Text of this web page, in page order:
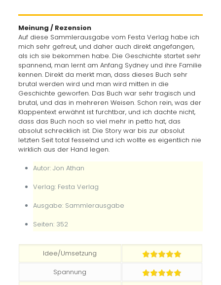
Meinung / Rezension
Auf diese Sammlerausgabe vom Festa Verlag habe ich
mich sehr gefreut, und daher auch direkt angefangen,
als ich sie bekommen habe. Die Geschichte startet sehr
spannend, man lernt am Anfang Sydney und ihre Familie
kennen. Direkt da merkt man, dass dieses Buch sehr
brutal werden wird und man wird mitten in die
Geschichte geworfen. Das Buch war sehr tragisch und
brutal, und das in mehreren Weisen. Schon rein, was der
Klappentext erwähnt ist furchtbar, und ich dachte nicht,
dass das Buch noch so viel mehr in petto hat, das
absolut schrecklich ist. Die Story war bis zur absolut
letzten Seit total fesselnd und ich wollte es eigentlich nie
wirklich aus der Hand legen.
Autor: Jon Athan
Verlag: Festa Verlag
Ausgabe: Sammlerausgabe
Seiten: 352
Idee/Umsetzung
Spannung